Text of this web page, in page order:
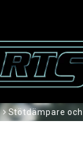
Stötdämpare